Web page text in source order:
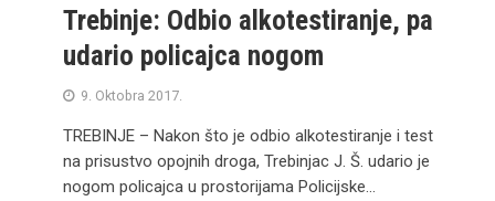
Trebinje: Odbio alkotestiranje, pa
udario policajca nogom
9. Oktobra 2017.
TREBINJE – Nakon što je odbio alkotestiranje i test
na prisustvo opojnih droga, Trebinjac J. Š. udario je
nogom policajca u prostorijama Policijske...